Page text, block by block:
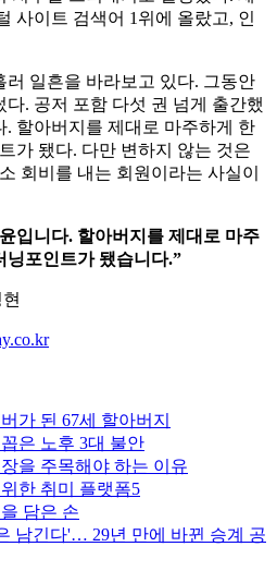
사이트 검색어 1위에 올랐고, 인
러 일흔을 바라보고 있다. 그동안
. 공저 포함 다섯 권 넘게 출간했
. 할아버지를 제대로 마주하게 한
가 됐다. 다만 변하지 않는 것은
회비를 내는 회원이라는 사실이
입니다. 할아버지를 제대로 마주
닝포인트가 됐습니다.”
가 된 67세 할아버지
은 노후 3대 불안
을 주목해야 하는 이유
한 취미 플랫폼5
담은 손
남긴다'… 29년 만에 바뀐 승계 공